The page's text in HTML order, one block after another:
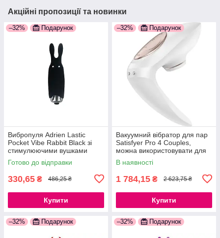
Акційні пропозиції та новинки
–32% Подарунок
Вибропуля Adrien Lastic
Pocket Vibe Rabbit Black зі
стимулюючими вушками
777Store.com.ua
Готово до відправки
330,65 ₴ 486,25 ₴
Купити
–32% Подарунок
Вакуумний вібратор для пар
Satisfyer Pro 4 Couples,
можна використовувати для
сексу у парі 777Store.com.ua
В наявності
1 784,15 ₴ 2 623,75 ₴
Купити
–32% Подарунок –32% Подарунок